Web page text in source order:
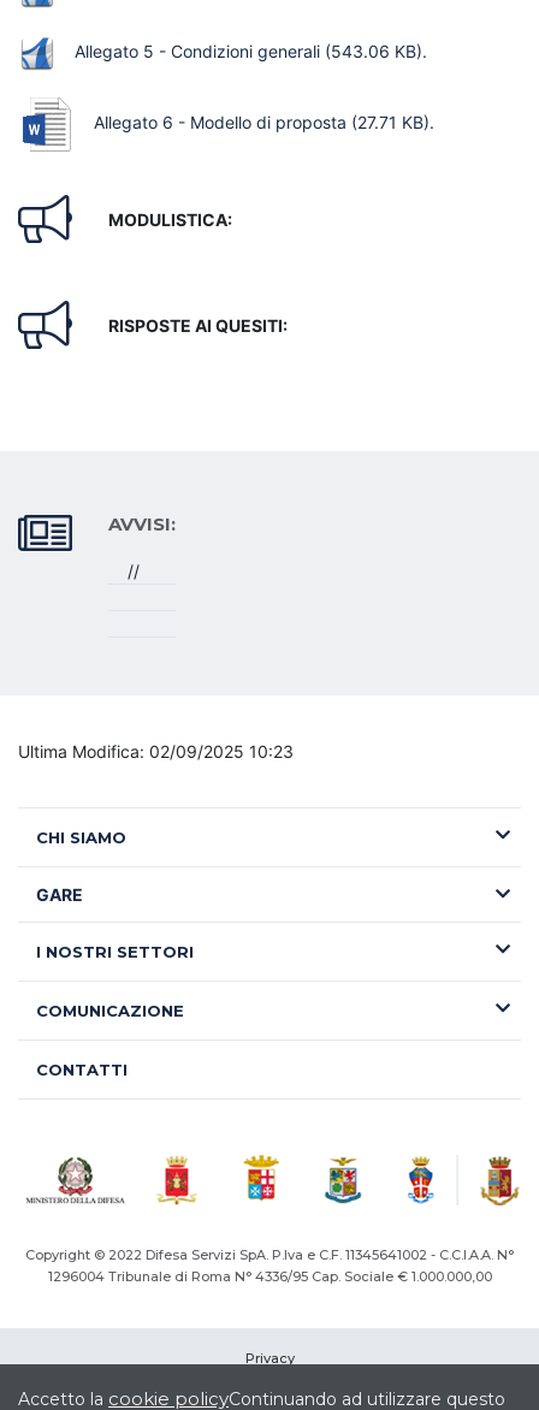
Allegato 5 - Condizioni generali (543.06 KB).
Allegato 6 - Modello di proposta (27.71 KB).
MODULISTICA:
RISPOSTE AI QUESITI:
AVVISI:
//
Ultima Modifica: 02/09/2025 10:23
CHI SIAMO
GARE
I NOSTRI SETTORI
COMUNICAZIONE
CONTATTI
Copyright © 2022 Difesa Servizi SpA. P.Iva e C.F. 11345641002 - C.C.I.A.A. N°
1296004Tribunale di Roma N° 4336/95 Cap. Sociale € 1.000.000,00
Privacy
Cookie
Accetto la cookie policyContinuando ad utilizzare questo